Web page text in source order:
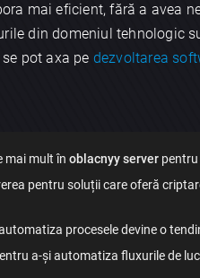
mai eficient, fără a avea
din domeniul tehnologic
pot axa pe dezvoltarea
mai mult în oblacnyy serverpentru
pentru soluții care oferă
procesele devine o
a-și automatiza fluxurile de